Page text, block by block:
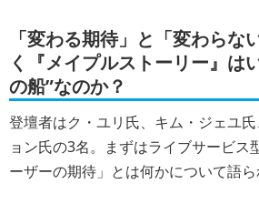
「変わる期待」と「変わら
く『メイプルストーリー』は
の船”なのか？
登壇者はク・ユリ氏、キム・ジェユ
ョン氏の3名。まずはライブサービス
ーザーの期待」とは何かについて語ら